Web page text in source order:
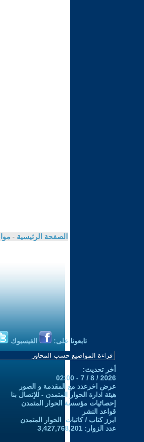
الصفحة الرئيسية -
تابعونا على: الفيسبوك
أخر تحديث:
2026 / 8 / 7 - 02:00
عرض اخرعدد مع المقدمة و الصور
هيئة ادارة الحوار المتمدن - للإتصال بنا
إحصائيات مؤسسة الحوار المتمدن
قواعد النشر
ابرز كتاب / كاتبات الحوار المتمدن
عدد الزوار: 3,427,768,201